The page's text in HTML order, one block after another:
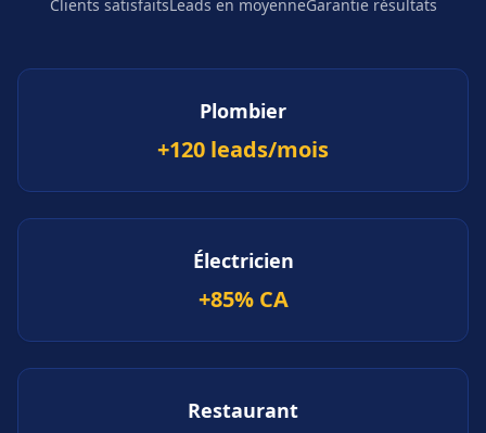
Clients satisfaitsLeads en moyenneGarantie résultats
Plombier
+120 leads/mois
Électricien
+85% CA
Restaurant